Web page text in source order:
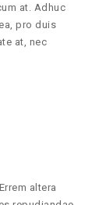
at. Adhuc
pro duis
at, nec
altera